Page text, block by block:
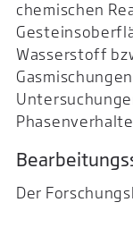
chemischen
Wasserstoff
Der